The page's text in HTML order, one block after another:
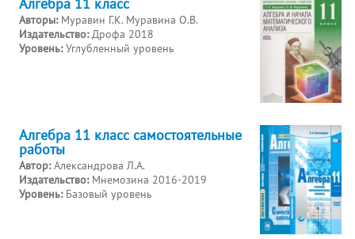
Авторы: Муравин Г.К. Муравина О.В.
Издательство:Дрофа 2018
Уровень: Углубленный уровень
Алгебра 11 класс самостоятельные
работы
Автор:Александрова Л.А.
Издательство: Мнемозина 2016-2019
Уровень: Базовый уровень